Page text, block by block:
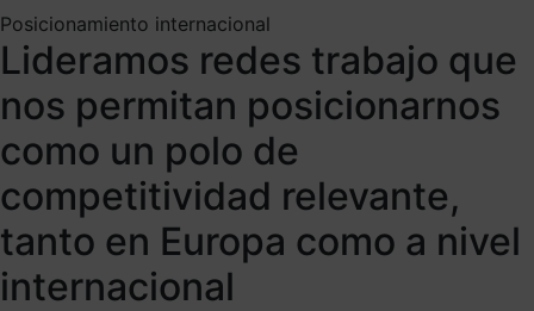
Posicionamiento internacional
Lideramos redes trabajo que
nos permitan posicionarnos
como un polo de
competitividad relevante,
tanto en Europa como a nivel
internacional